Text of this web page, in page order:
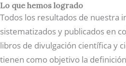
Lo que hemos logrado
Todos los resultados de nuestra
sistematizados y publicados en
libros de divulgación científica y
tienen como objetivo la